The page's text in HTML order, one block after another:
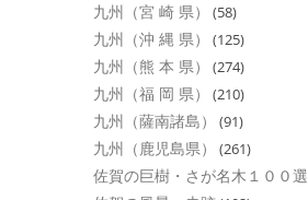
九州（宮 崎 県） (58)
九州（沖 縄 県） (125)
九州（熊 本 県） (274)
九州（福 岡 県） (210)
九州（薩南諸島） (91)
九州（鹿児島県） (261)
佐賀の巨樹・さが名木１００選